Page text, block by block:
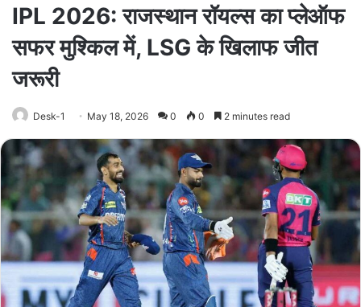
IPL 2026: राजस्थान रॉयल्स का प्लेऑफ
सफर मुश्किल में, LSG के खिलाफ जीत
जरूरी
Desk-1 May 18, 2026 0 0 2 minutes read